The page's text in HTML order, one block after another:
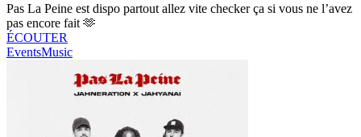
Pas La Peine est dispo partout allez vite checker ça si vous ne l’avez
pas encore fait 🫶
ÉCOUTER
EventsMusic